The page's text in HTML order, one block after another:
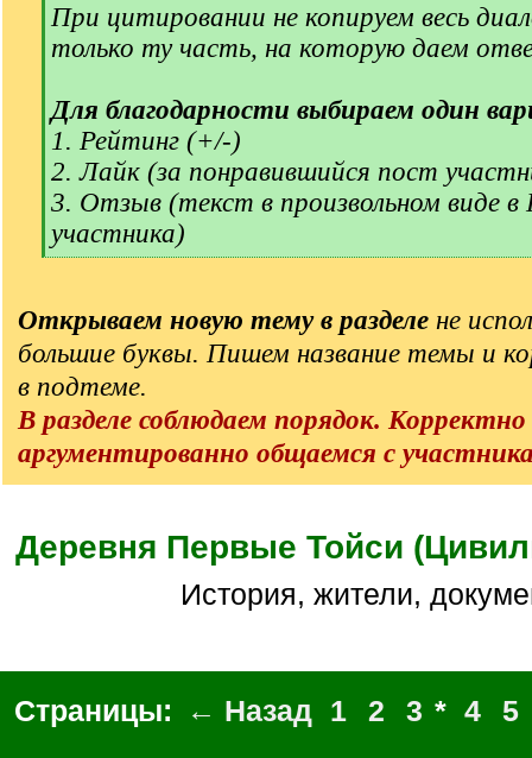
[
q
]
При цитировании не копируем весь
только ту часть, на которую даем
Для благодарности выбираем один
1. Рейтинг (+/-)
2. Лайк (за понравившийся пост
3. Отзыв (текст в произвольном виде
участника)
[
]
Открываем новую тему в разделе не
большие буквы. Пишем название темы и
в подтеме.
В разделе соблюдаем порядок.
аргументированно общаемся с
Деревня Первые Тойси
История, жители,
Страницы: ← Назад 1 2 3 * 4 5